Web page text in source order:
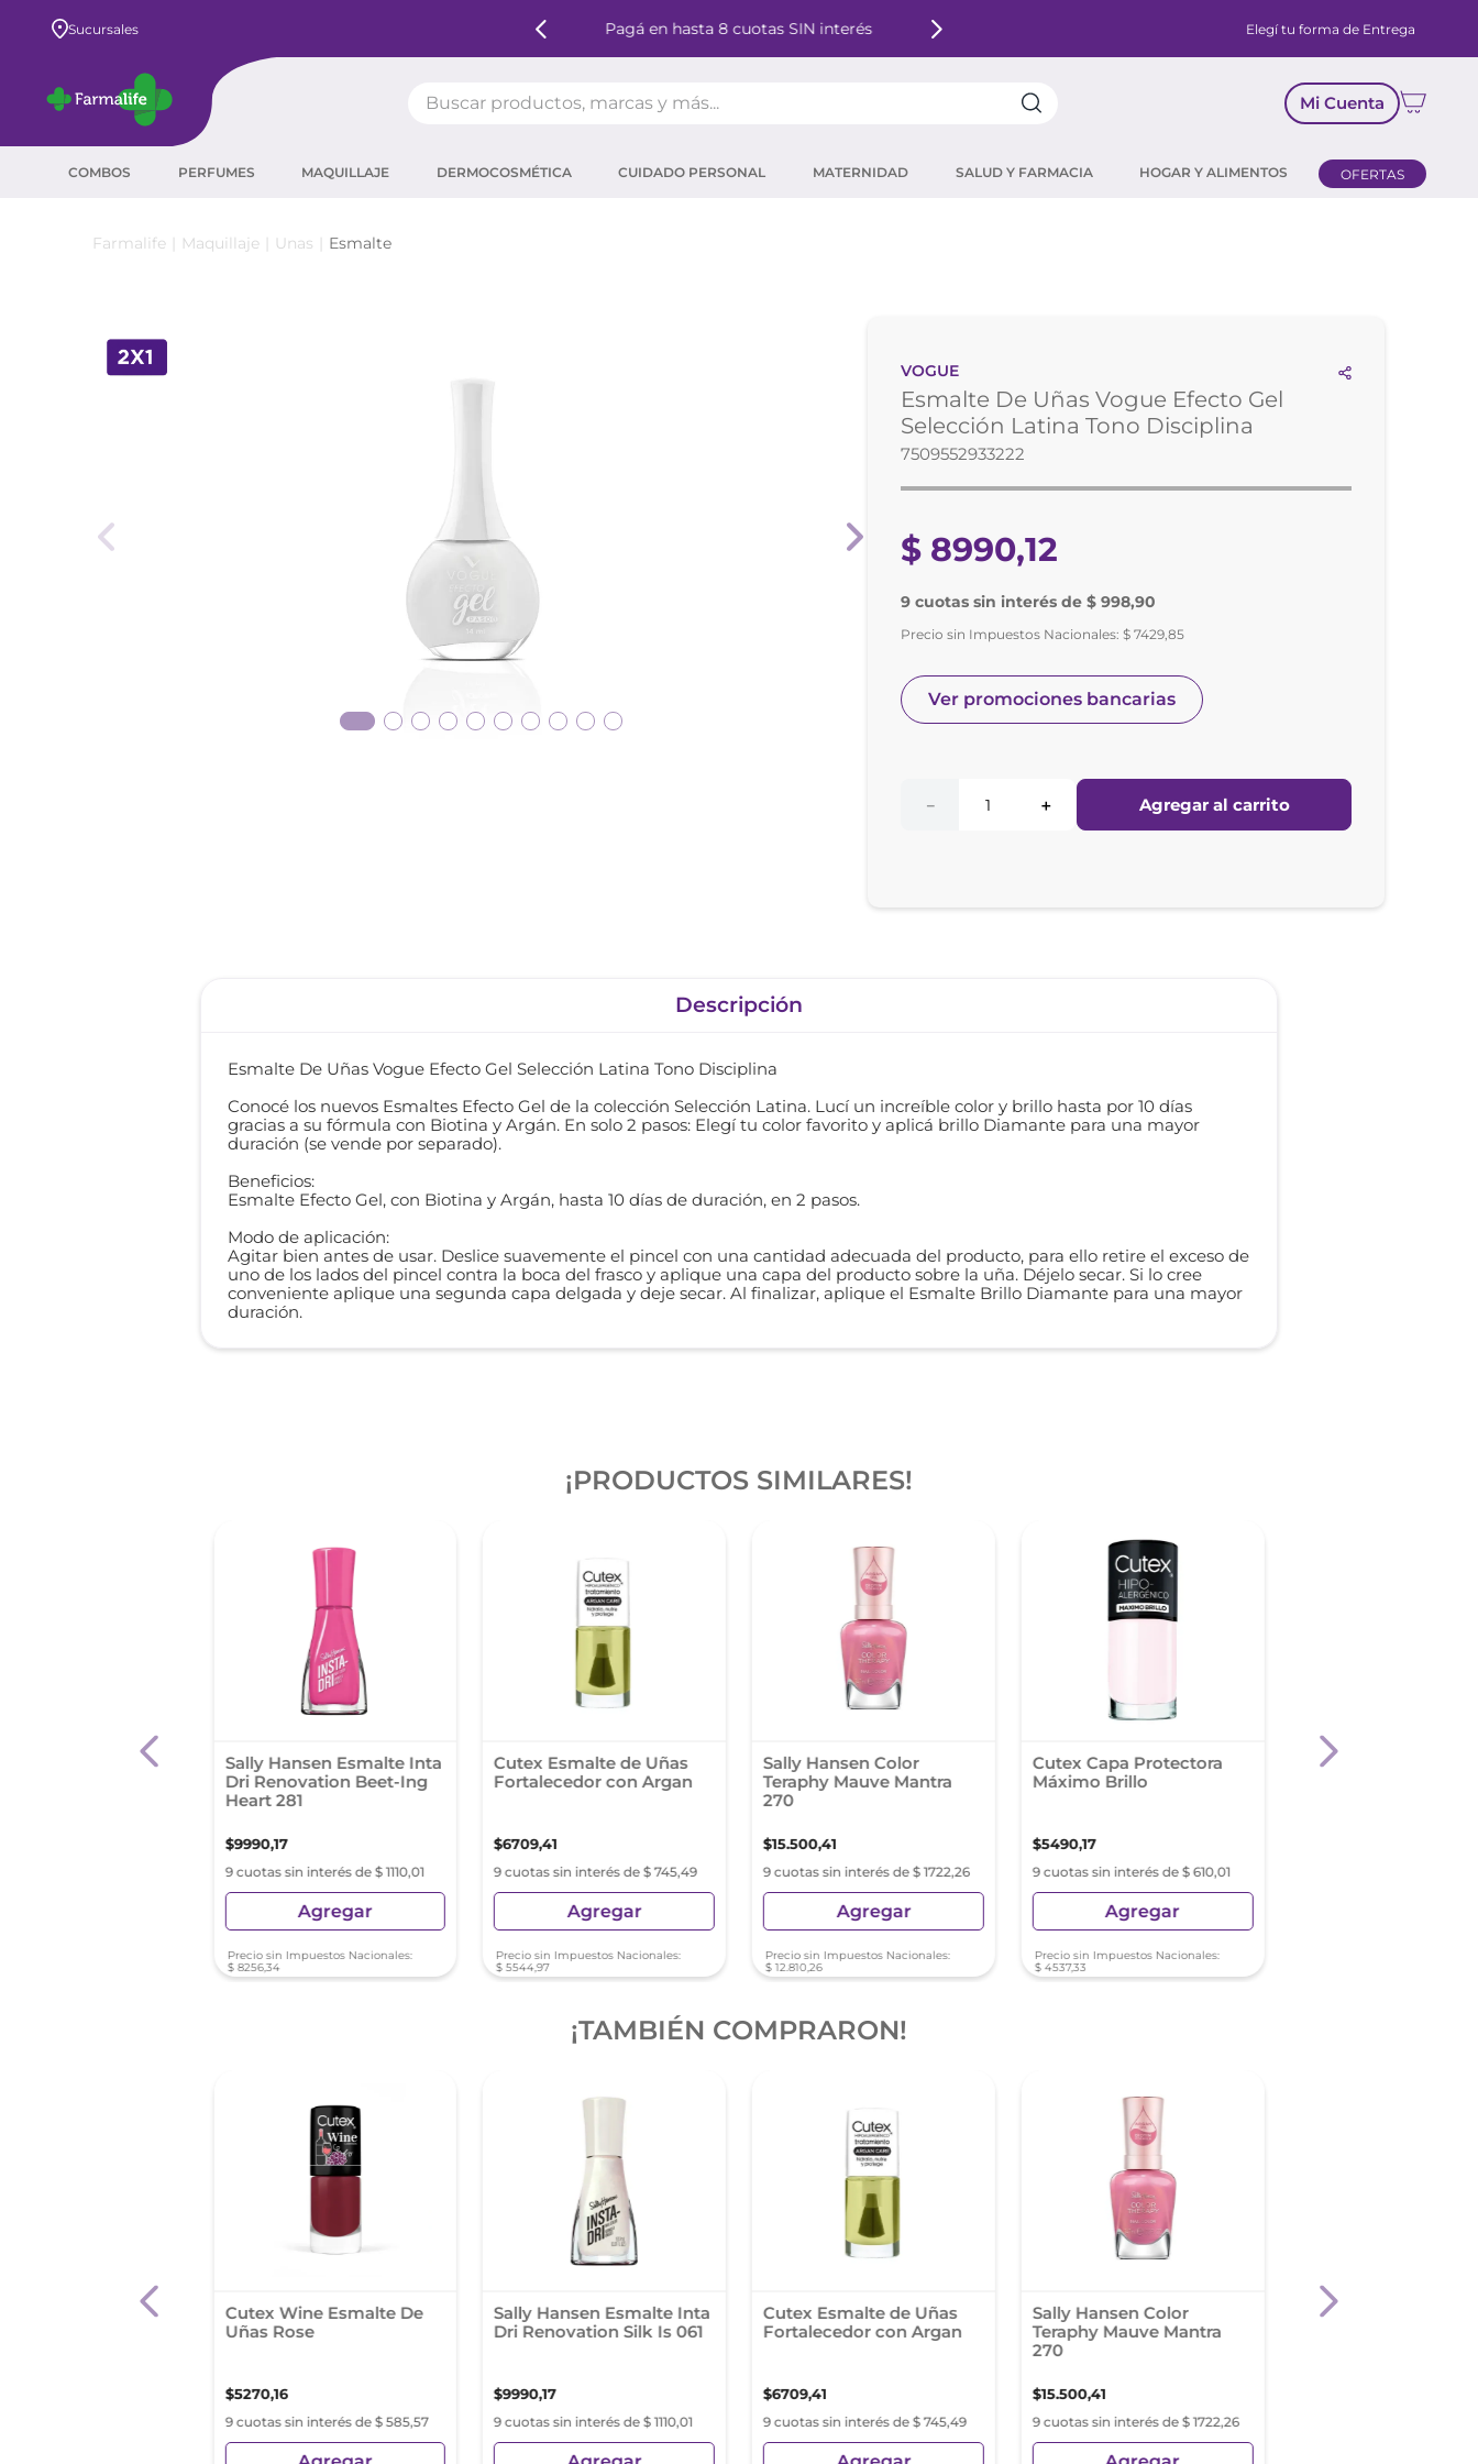
Sucursales Pagá en hasta 8 cuotas SIN interés Elegí tu forma de Entrega
Mi Cuenta
COMBOS PERFUMES MAQUILLAJE DERMOCOSMÉTICA CUIDADO PERSONAL MATERNIDAD SALUD Y FARMACIA HOGAR Y ALIMENTOS OFERTAS
Maquillaje Unas Esmalte
VOGUE
Esmalte De Uñas Vogue Efecto Gel
Selección Latina Tono Disciplina
7509552933222
$ 8990,12
9 cuotas sin interés de $ 998,90
Precio sin Impuestos Nacionales:$ 7429,85
Ver promociones bancarias
＋
－ Agregar al carrito
Descripción
Esmalte De Uñas Vogue Efecto Gel Selección Latina Tono Disciplina
Conocé los nuevos Esmaltes Efecto Gel de la colección Selección Latina. Lucí un increíble color y brillo hasta por 10 días
gracias a su fórmula con Biotina y Argán. En solo 2 pasos: Elegí tu color favorito y aplicá brillo Diamante para una mayor
duración (se vende por separado).
Beneficios:
Esmalte Efecto Gel, con Biotina y Argán, hasta 10 días de duración, en 2 pasos.
Modo de aplicación:
Agitar bien antes de usar. Deslice suavemente el pincel con una cantidad adecuada del producto, para ello retire el exceso de
uno de los lados del pincel contra la boca del frasco y aplique una capa del producto sobre la uña. Déjelo secar. Si lo cree
conveniente aplique una segunda capa delgada y deje secar. Al finalizar, aplique el Esmalte Brillo Diamante para una mayor
duración.
¡PRODUCTOS SIMILARES!
The Sunrise
Sally Hansen Esmalte Inta
Dri Renovation Beet-Ing
Heart 281
$9990,17
9 cuotas sin interés de $ 1110,01
Agregar
Precio sin Impuestos Nacionales:
$ 8256,34
Cutex Esmalte de Uñas
Fortalecedor con Argan
$6709,41
9 cuotas sin interés de $ 745,49
Agregar
Precio sin Impuestos Nacionales:
$ 5544,97
Sally Hansen Color
Teraphy Mauve Mantra
270
$15.500,41
9 cuotas sin interés de $ 1722,26
Agregar
Precio sin Impuestos Nacionales:
$ 12.810,26
Cutex Capa Protectora
Máximo Brillo
$5490,17
9 cuotas sin interés de $ 610,01
Agregar
Precio sin Impuestos Nacionales:
$ 4537,33
Sally Hansen Pure
¡TAMBIÉN COMPRARON!
Cutex Wine Esmalte De
Uñas Rose
$5270,16
9 cuotas sin interés de $ 585,57
Sally Hansen Esmalte Inta
Dri Renovation Silk Is 061
$9990,17
9 cuotas sin interés de $ 1110,01
Cutex Esmalte de Uñas
Fortalecedor con Argan
$6709,41
9 cuotas sin interés de $ 745,49
Sally Hansen Color
Teraphy Mauve Mantra
270
$15.500,41
9 cuotas sin interés de $ 1722,26
Sally Hansen
agua micelar
tintura